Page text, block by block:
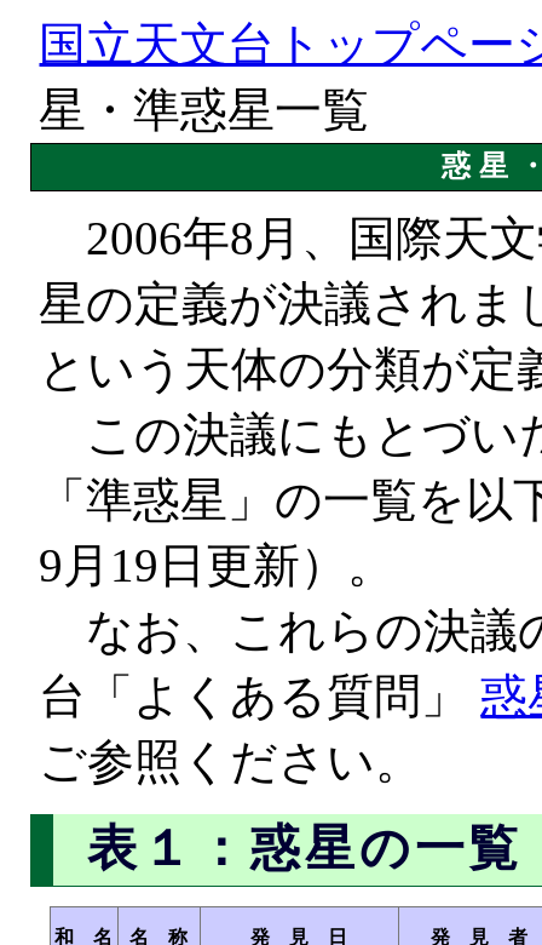
国立天文台トップペー
星・準惑星一覧
惑星
2006年8月、国際天
星の定義が決議されま
という天体の分類が定
この決議にもとづい
「準惑星」の一覧を
9月19日更新）。
なお、これらの決議
台「よくある質問」惑
ご参照ください。
表１：惑星の一覧
和 名 名 称 発 見 日 発 見 者